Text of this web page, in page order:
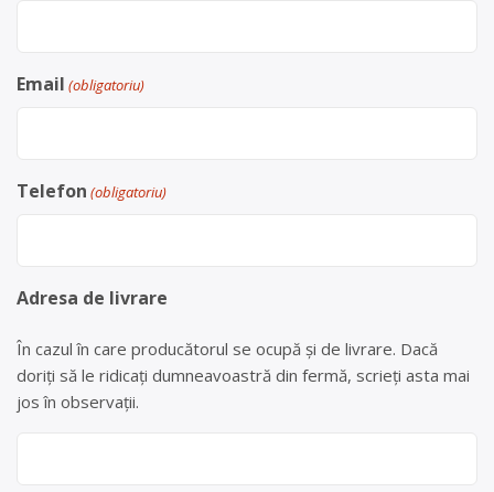
Email (obligatoriu)
Telefon (obligatoriu)
Adresa de livrare
În cazul în care producătorul se ocupă și de livrare. Dacă
doriți să le ridicați dumneavoastră din fermă, scrieți asta mai
jos în observații.